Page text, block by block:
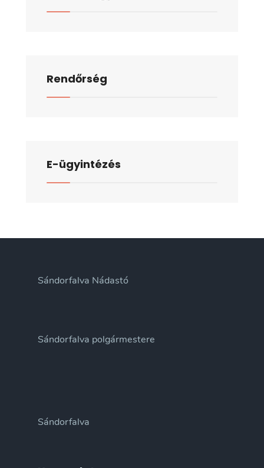
Rendőrség
E-ügyintézés
Sándorfalva Nádastó
Sándorfalva polgármestere
Sándorfalva